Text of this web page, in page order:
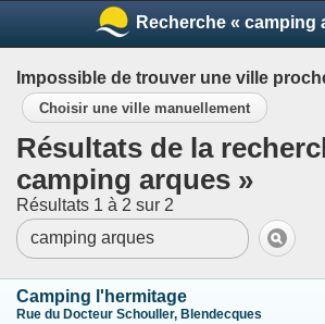
Recherche « camping
Impossible de trouver une ville
Choisir une ville manuellement
Résultats de la
camping arques »
Résultats 1 à 2 sur 2
Camping l'hermitage
Rue du Docteur Schouller, Blendecques